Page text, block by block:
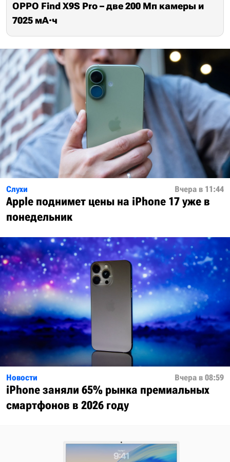
OPPO Find X9S Pro – две 200 Мп камеры и
7025 мА·ч
Слухи Вчера в 11:44
Apple поднимет цены на iPhone 17 уже в
понедельник
Новости Вчера в 08:59
iPhone заняли 65% рынка премиальных
смартфонов в 2026 году